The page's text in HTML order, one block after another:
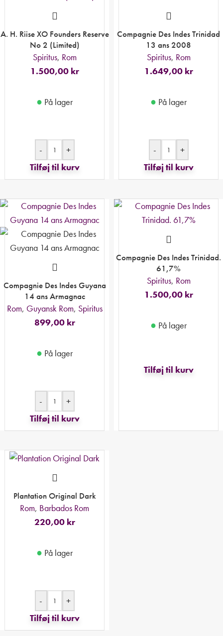
A. H. Riise XO Founders Reserve
No 2 (Limited)
Spiritus, Rom
1.500,00 kr
● På lager
-
+
Tilføj til kurv
Compagnie Des Indes Trinidad
13 ans 2008
Spiritus, Rom
1.649,00 kr
● På lager
-
+
Tilføj til kurv
Compagnie Des Indes Guyana
14 ans Armagnac
Rom, Guyansk Rom, Spiritus
899,00 kr
● På lager
-
+
Tilføj til kurv
Compagnie Des Indes Trinidad.
61,7%
Spiritus, Rom
1.500,00 kr
● På lager
Tilføj til kurv
Plantation Original Dark
Rom, Barbados Rom
220,00 kr
● På lager
-
+
Tilføj til kurv